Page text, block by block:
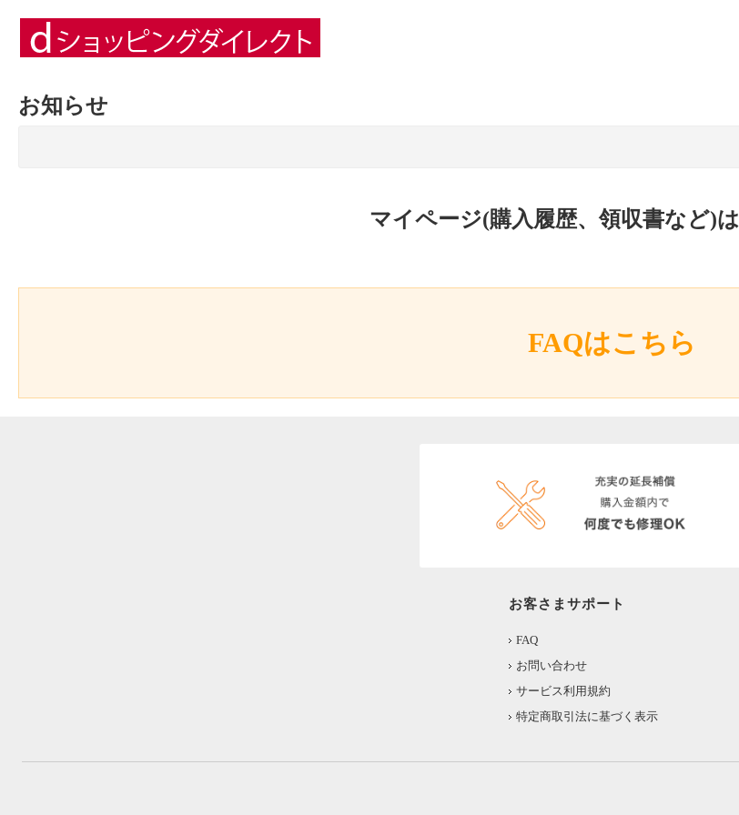
お知らせ
マイページ(購入履歴、領収書など)は
FAQはこちら
お客さまサポート
FAQ
お問い合わせ
サービス利用規約
特定商取引法に基づく表示